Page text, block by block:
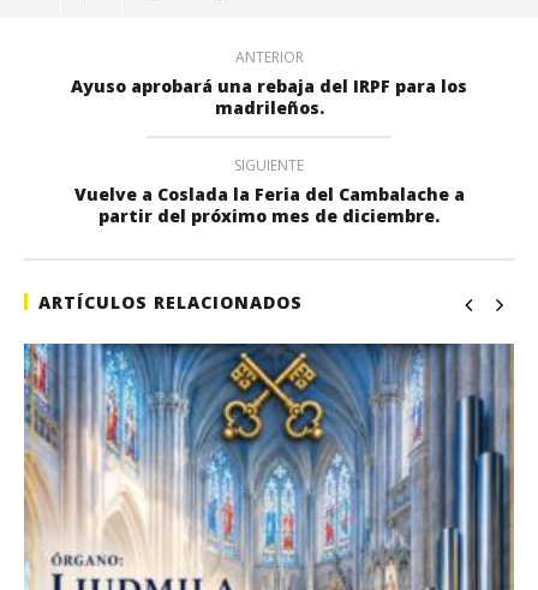
ANTERIOR
Ayuso aprobará una rebaja del IRPF para los
madrileños.
SIGUIENTE
Vuelve a Coslada la Feria del Cambalache a
partir del próximo mes de diciembre.
ARTÍCULOS RELACIONADOS